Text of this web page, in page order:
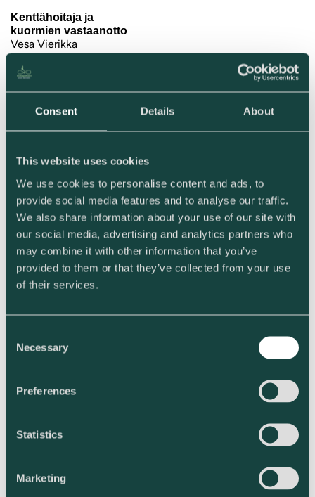
Consent Details About
This website uses cookies
We use cookies to personalise content and ads, to
provide social media features and to analyse our traffic.
We also share information about your use of our site with
our social media, advertising and analytics partners who
may combine it with other information that you’ve
provided to them or that they’ve collected from your use
of their services.
Selection
Necessary
Preferences
Statistics
Marketing
Kenttähoitaja ja
kuormien vastaanotto
Vesa Vierikka
040 067 9226
vesa.vierikka@humuspehtoori.fi
Levitysurakointi
Risto Lauttamus
ristolauttamus@gmail.com
Kuljetukset
Juho Heinäjoki
040 753 1018
Osoite
Arajärventie 320
36640 Iltasmäki
Y-tunnus: 0757862-2
(ensisijainen vaihtoehto)
Välittäjän tunnus: 003708599126
humuspehtoori@humuspehtoori.fi